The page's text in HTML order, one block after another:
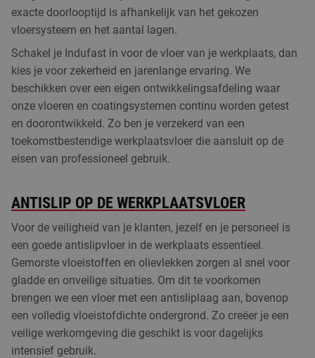
exacte doorlooptijd is afhankelijk van het gekozen
vloersysteem en het aantal lagen.
Schakel je Indufast in voor de vloer van je werkplaats, dan
kies je voor zekerheid en jarenlange ervaring. We
beschikken over een eigen ontwikkelingsafdeling waar
onze vloeren en coatingsystemen continu worden getest
en doorontwikkeld. Zo ben je verzekerd van een
toekomstbestendige werkplaatsvloer die aansluit op de
eisen van professioneel gebruik.
ANTISLIP OP DE WERKPLAATSVLOER
Voor de veiligheid van je klanten, jezelf en je personeel is
een goede antislipvloer in de werkplaats essentieel.
Gemorste vloeistoffen en olievlekken zorgen al snel voor
gladde en onveilige situaties. Om dit te voorkomen
brengen we een vloer met een antisliplaag aan, bovenop
een volledig vloeistofdichte ondergrond. Zo creëer je een
veilige werkomgeving die geschikt is voor dagelijks
intensief gebruik.